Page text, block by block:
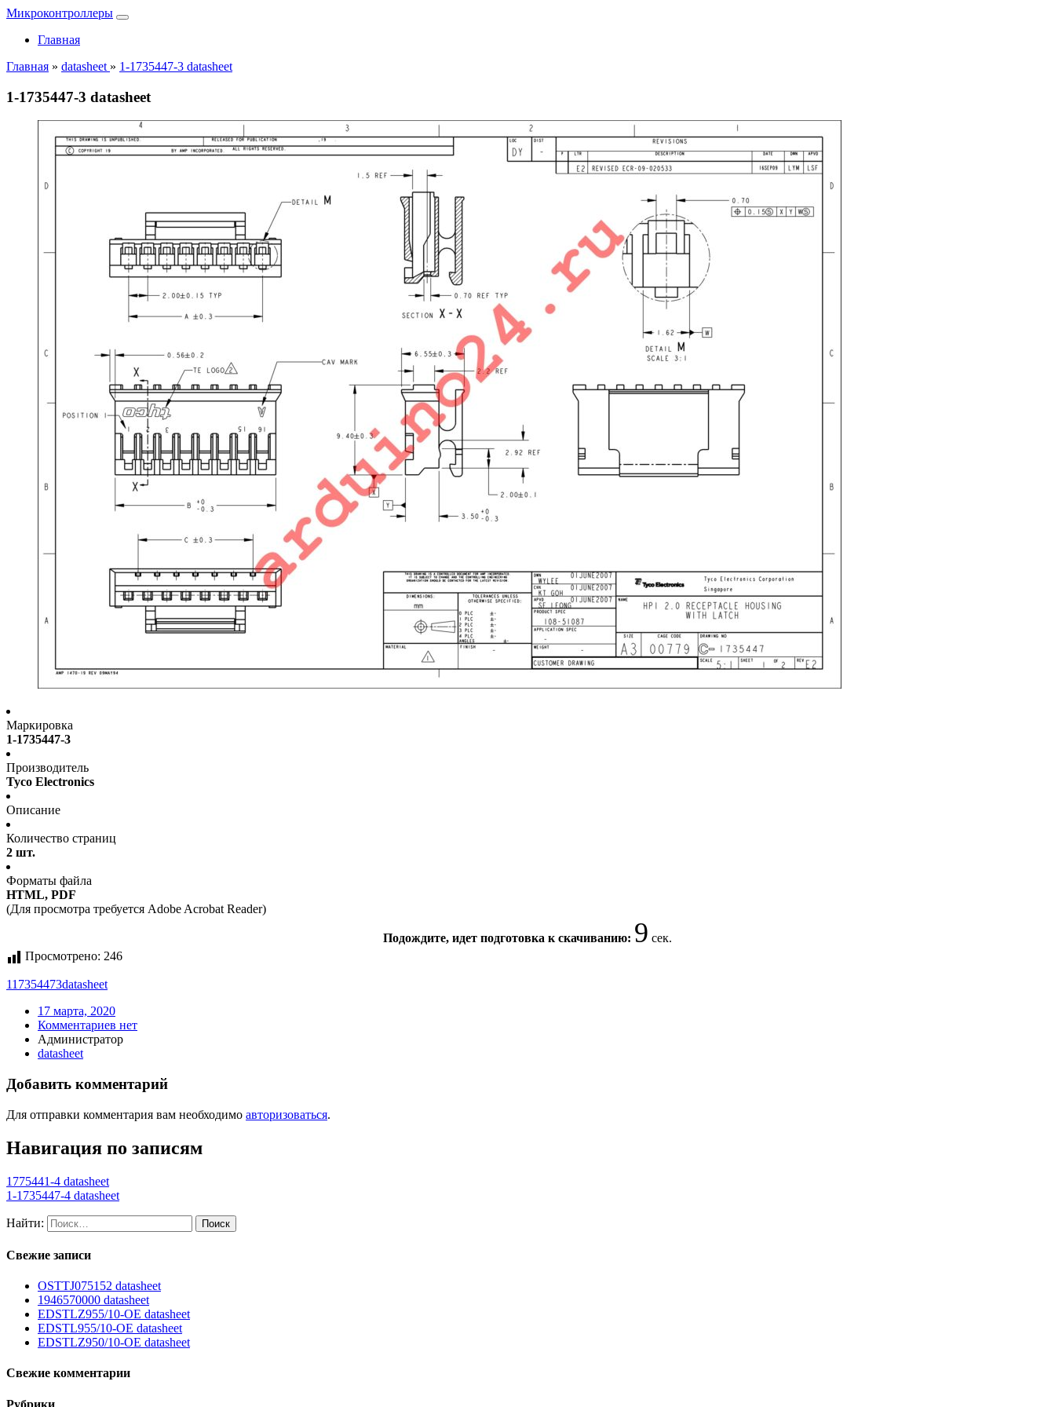
Микроконтроллеры
Главная
Главная » datasheet » 1-1735447-3 datasheet
1-1735447-3 datasheet
Маркировка
1-1735447-3
Производитель
Tyco Electronics
Описание
Количество страниц
2 шт.
Форматы файла
HTML, PDF
(Для просмотра требуется Adobe Acrobat Reader)
Подождите, идет подготовка к скачиванию: 9 сек.
Просмотрено: 246
117354473datasheet
17 марта, 2020
Комментариев нет
Администратор
datasheet
Добавить комментарий
Для отправки комментария вам необходимо авторизоваться.
Навигация по записям
1775441-4 datasheet
1-1735447-4 datasheet
Найти:
Свежие записи
OSTTJ075152 datasheet
1946570000 datasheet
EDSTLZ955/10-OE datasheet
EDSTL955/10-OE datasheet
EDSTLZ950/10-OE datasheet
Свежие комментарии
Рубрики